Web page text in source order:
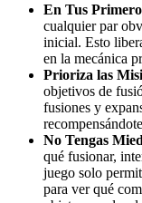
En Tus
cualquier par
inicial. Esto
en la mecánica
Prioriza las
objetivos de
fusiones y
No Tengas
qué fusionar,
juego solo
para ver qué